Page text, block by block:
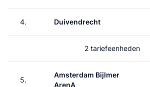
4. Duivendrecht
2 tariefeenheden
5.
Amsterdam Bijlmer
ArenA